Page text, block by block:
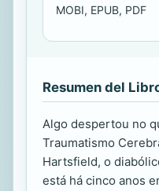
MOBI, EPUB, PDF
Resumen del
Algo despertou no
Traumatismo
Hartsfield, o
está há cinco anos